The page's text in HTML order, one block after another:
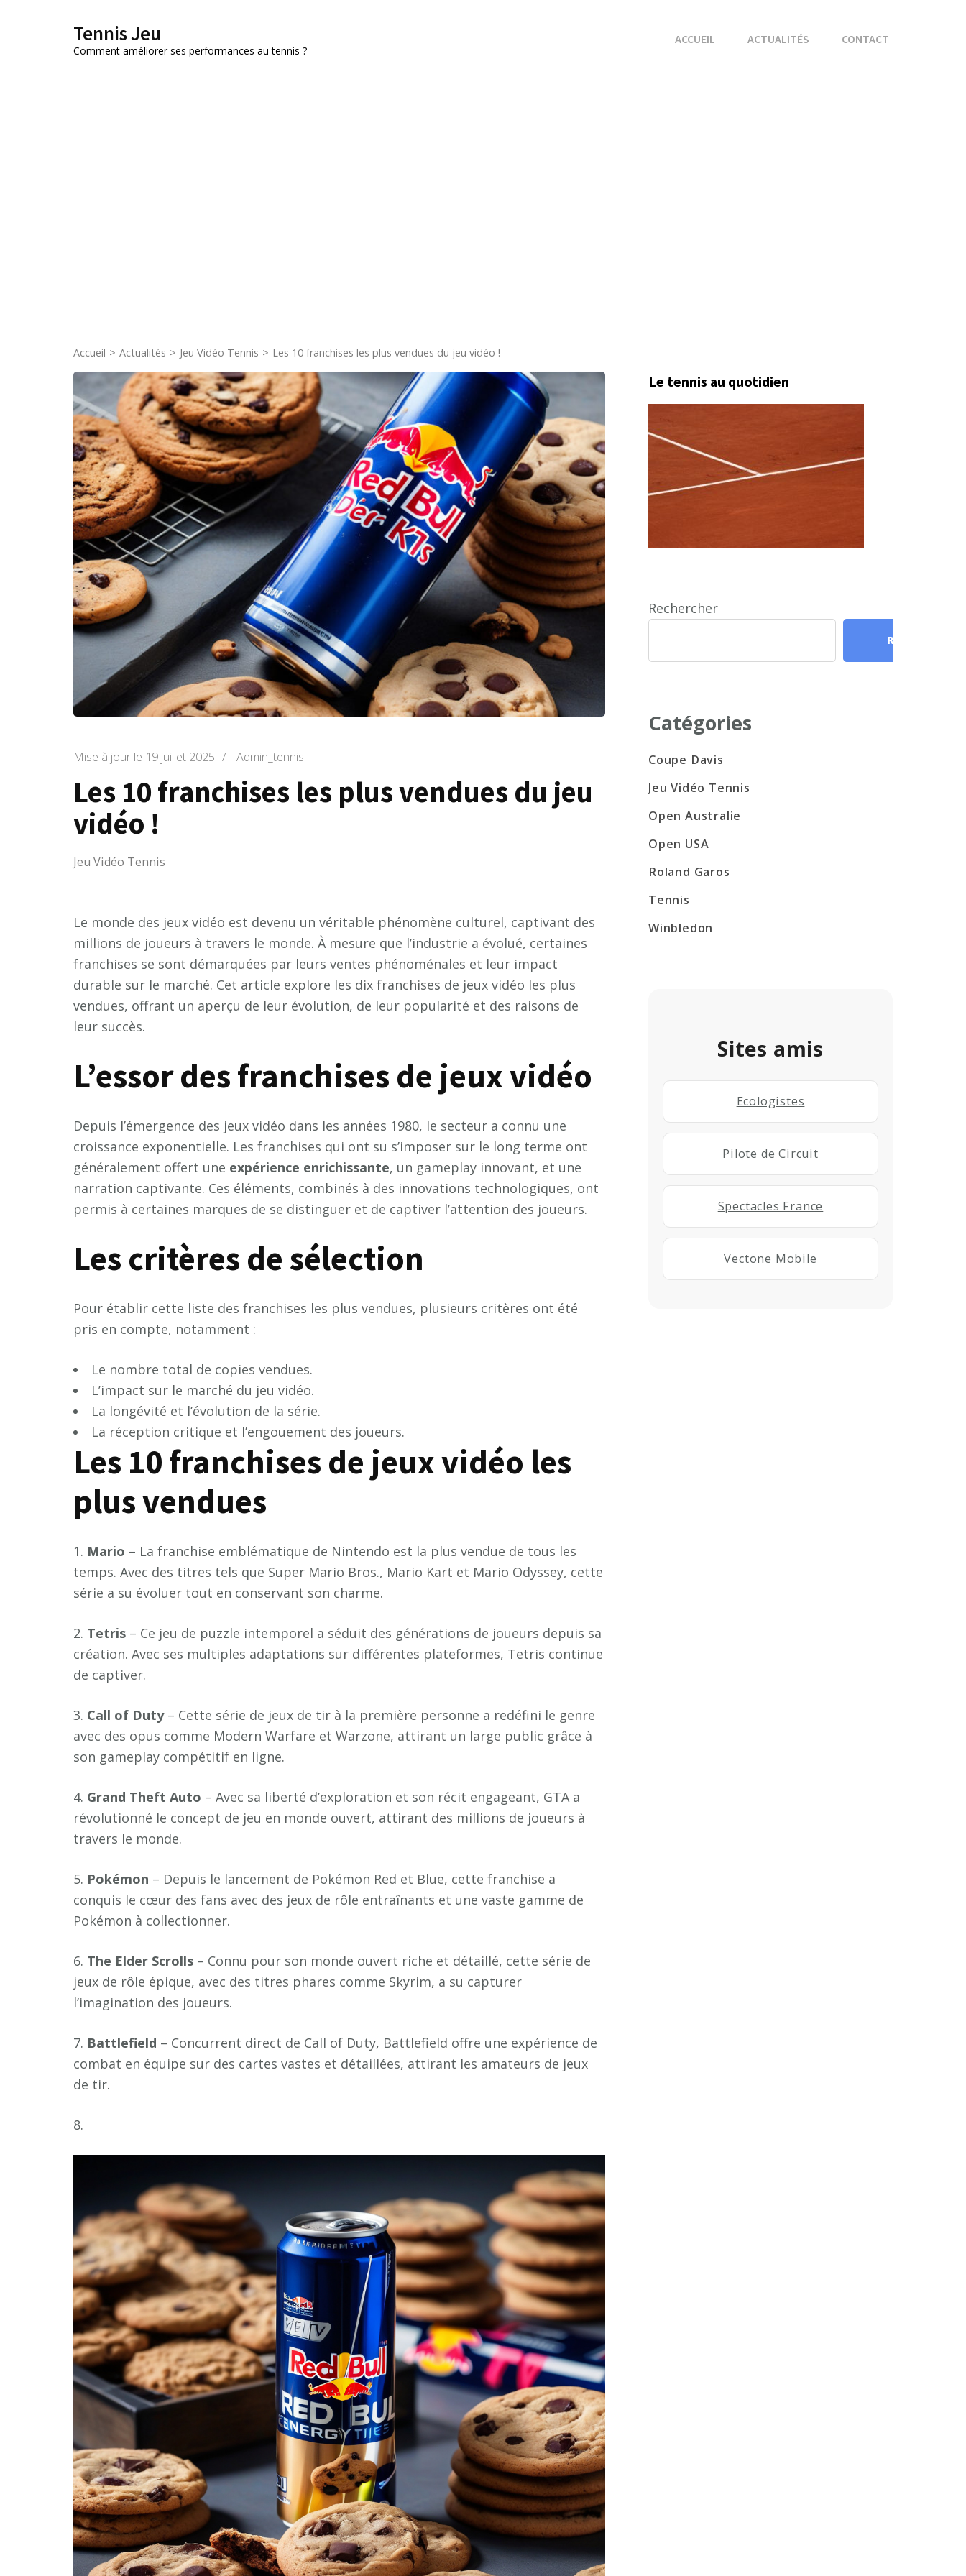
Tennis Jeu
Comment améliorer ses performances au tennis ?
ACCUEIL ACTUALITÉS CONTACT
Accueil > Actualités > Jeu Vidéo Tennis > Les 10 franchises les plus vendues du jeu vidéo !
Mise à jour le 19 juillet 2025 / Admin_tennis
Les 10 franchises les plus vendues du jeu
vidéo !
Jeu Vidéo Tennis
Le monde des jeux vidéo est devenu un véritable phénomène culturel, captivant des
millions de joueurs à travers le monde. À mesure que l’industrie a évolué, certaines
franchises se sont démarquées par leurs ventes phénoménales et leur impact
durable sur le marché. Cet article explore les dix franchises de jeux vidéo les plus
vendues, offrant un aperçu de leur évolution, de leur popularité et des raisons de
leur succès.
L’essor des franchises de jeux vidéo
Depuis l’émergence des jeux vidéo dans les années 1980, le secteur a connu une
croissance exponentielle. Les franchises qui ont su s’imposer sur le long terme ont
généralement offert une expérience enrichissante, un gameplay innovant, et une
narration captivante. Ces éléments, combinés à des innovations technologiques, ont
permis à certaines marques de se distinguer et de captiver l’attention des joueurs.
Les critères de sélection
Pour établir cette liste des franchises les plus vendues, plusieurs critères ont été
pris en compte, notamment :
Le nombre total de copies vendues.
L’impact sur le marché du jeu vidéo.
La longévité et l’évolution de la série.
La réception critique et l’engouement des joueurs.
Les 10 franchises de jeux vidéo les
plus vendues
1. Mario – La franchise emblématique de Nintendo est la plus vendue de tous les
temps. Avec des titres tels que Super Mario Bros., Mario Kart et Mario Odyssey, cette
série a su évoluer tout en conservant son charme.
2. Tetris – Ce jeu de puzzle intemporel a séduit des générations de joueurs depuis sa
création. Avec ses multiples adaptations sur différentes plateformes, Tetris continue
de captiver.
3. Call of Duty– Cette série de jeux de tir à la première personne a redéfini le genre
avec des opus comme Modern Warfare et Warzone, attirant un large public grâce à
son gameplay compétitif en ligne.
4. Grand Theft Auto – Avec sa liberté d’exploration et son récit engageant, GTA a
révolutionné le concept de jeu en monde ouvert, attirant des millions de joueurs à
travers le monde.
5. Pokémon – Depuis le lancement de Pokémon Red et Blue, cette franchise a
conquis le cœur des fans avec des jeux de rôle entraînants et une vaste gamme de
Pokémon à collectionner.
6. The Elder Scrolls – Connu pour son monde ouvert riche et détaillé, cette série de
jeux de rôle épique, avec des titres phares comme Skyrim, a su capturer
l’imagination des joueurs.
7. Battlefeld – Concurrent direct de Call of Duty, Battlefield offre une expérience de
combat en équipe sur des cartes vastes et détaillées, attirant les amateurs de jeux
de tir.
8.
Le tennis au quotidien
Rechercher
Rechercher
Catégories
Coupe Davis
Jeu Vidéo Tennis
Open Australie
Open USA
Roland Garos
Tennis
Winbledon
Sites amis
Ecologistes
Pilote de Circuit
Spectacles France
Vectone Mobile